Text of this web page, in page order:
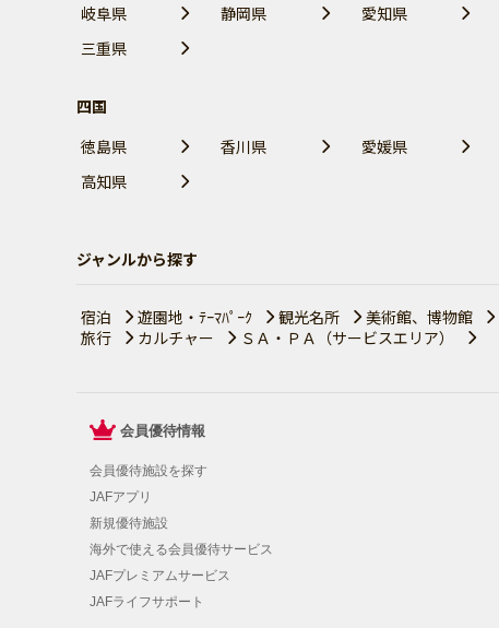
岐阜県
静岡県
愛知県
三重県
四国
徳島県
香川県
愛媛県
高知県
ジャンルから探す
宿泊 遊園地・ﾃｰﾏﾊﾟｰｸ 観光名所 美術館、博物館
旅行
カルチャー ＳＡ・ＰＡ（サービスエリア）
会員優待情報
会員優待施設を探す
JAFアプリ
新規優待施設
海外で使える会員優待サービス
JAFプレミアムサービス
JAFライフサポート